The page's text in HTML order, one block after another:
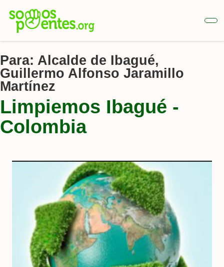
contenido
principal
Para: Alcalde de Ibagué,
Guillermo Alfonso Jaramillo
Martínez
Limpiemos Ibagué -
Colombia